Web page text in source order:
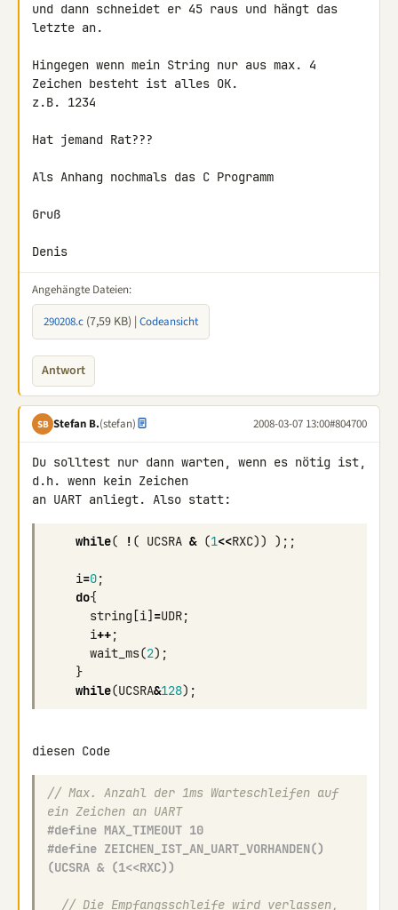
und dann schneidet er 45 raus und hängt das
letzte an.
Hingegen wenn mein String nur aus max. 4
Zeichen besteht ist alles OK.
z.B. 1234
Hat jemand Rat???
Als Anhang nochmals das C Programm
Gruß
Denis
Angehängte Dateien:
290208.c (7,59 KB) | Codeansicht
Antwort
SB Stefan B.(stefan) 2008-03-07 13:00#804700
Du solltest nur dann warten, wenn es nötig ist,
d.h. wenn kein Zeichen
while( ! ( UCSRA & (1<<RXC)) );;
i=0;
do{
string [i] =UDR;
i++;
wait_ms(2);
}
while(UCSRA&128);
// Max. Anzahl der 1ms Warteschleifen auf
ein Zeichen an UART
#define MAX_TIMEOUT 10
#define ZEICHEN_IST_AN_UART_VORHANDEN()
(UCSRA & (1<<RXC))
// Die Empfangsschleife wird verlassen,